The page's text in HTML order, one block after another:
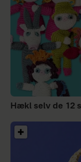
Hækl selv de 12